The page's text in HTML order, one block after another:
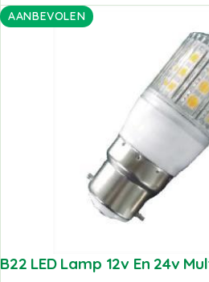
AANBEVOLEN
B22 LED Lamp 12v En 24v